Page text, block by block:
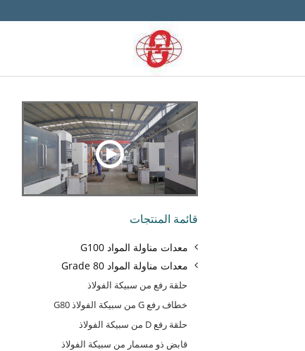
قائمة المنتجات
معدات مناولة المواد G100
معدات مناولة المواد Grade 80
حلقة رفع من سبيكة الفولاذ
خطاف رفع G من سبيكة الفولاذ G80
حلقة رفع D من سبيكة الفولاذ
قابض ذو مسمار من سبيكة الفولاذ